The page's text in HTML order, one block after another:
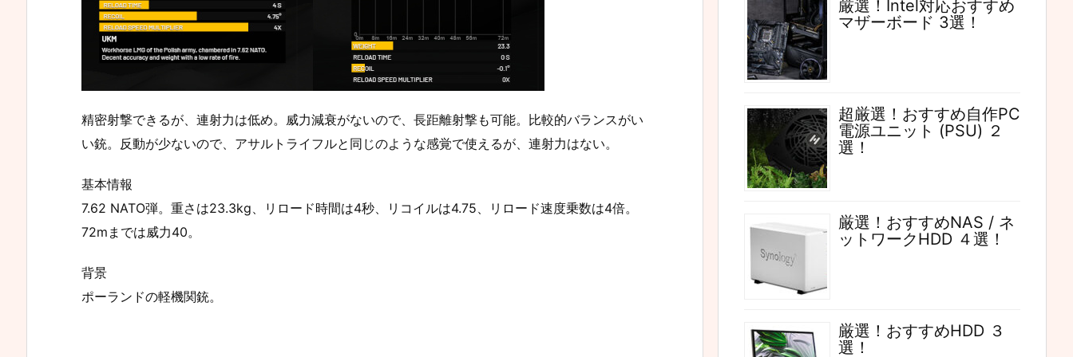
精密射撃できるが、連射力は低め。威力減衰がないので、長距離射撃も可能。比較的バランスがい
い銃。反動が少ないので、アサルトライフルと同じのような感覚で使えるが、連射力はない。
基本情報
7.62 NATO弾。重さは23.3kg、リロード時間は4秒、リコイルは4.75、リロード速度乗数は4倍。
72mまでは威力40。
背景
ポーランドの軽機関銃。
厳選！Intel対応おすすめ
マザーボード 3選！
超厳選！おすすめ自作PC
電源ユニット (PSU) ２
選！
厳選！おすすめNAS / ネ
ットワークHDD ４選！
厳選！おすすめHDD ３
選！